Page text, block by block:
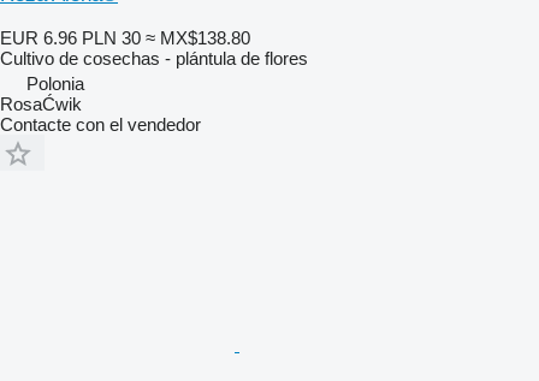
EUR 6.96 PLN 30 ≈ MX$138.80
Cultivo de cosechas - plántula de flores
Polonia
RosaĆwik
Contacte con el vendedor